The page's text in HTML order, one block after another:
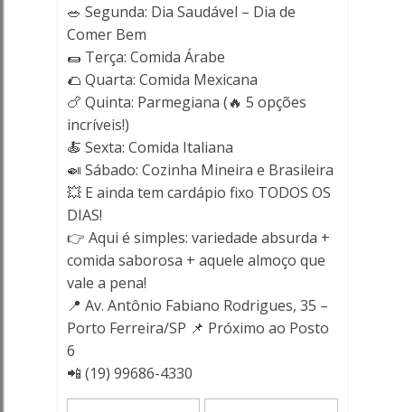
🥗 Segunda: Dia Saudável – Dia de
Comer Bem
🌯 Terça: Comida Árabe
🌮 Quarta: Comida Mexicana
🍗 Quinta: Parmegiana (🔥 5 opções
incríveis!)
🍝 Sexta: Comida Italiana
🍛 Sábado: Cozinha Mineira e Brasileira
💥 E ainda tem cardápio fixo TODOS OS
DIAS!
👉 Aqui é simples: variedade absurda +
comida saborosa + aquele almoço que
vale a pena!
📍 Av. Antônio Fabiano Rodrigues, 35 –
Porto Ferreira/SP 📌 Próximo ao Posto
6
📲 (19) 99686-4330